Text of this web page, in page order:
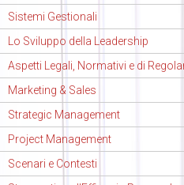
Sistemi Gestionali
Lo Sviluppo della Leadership
Aspetti Legali, Normativi e di
Marketing & Sales
Strategic Management
Project Management
Scenari e Contesti